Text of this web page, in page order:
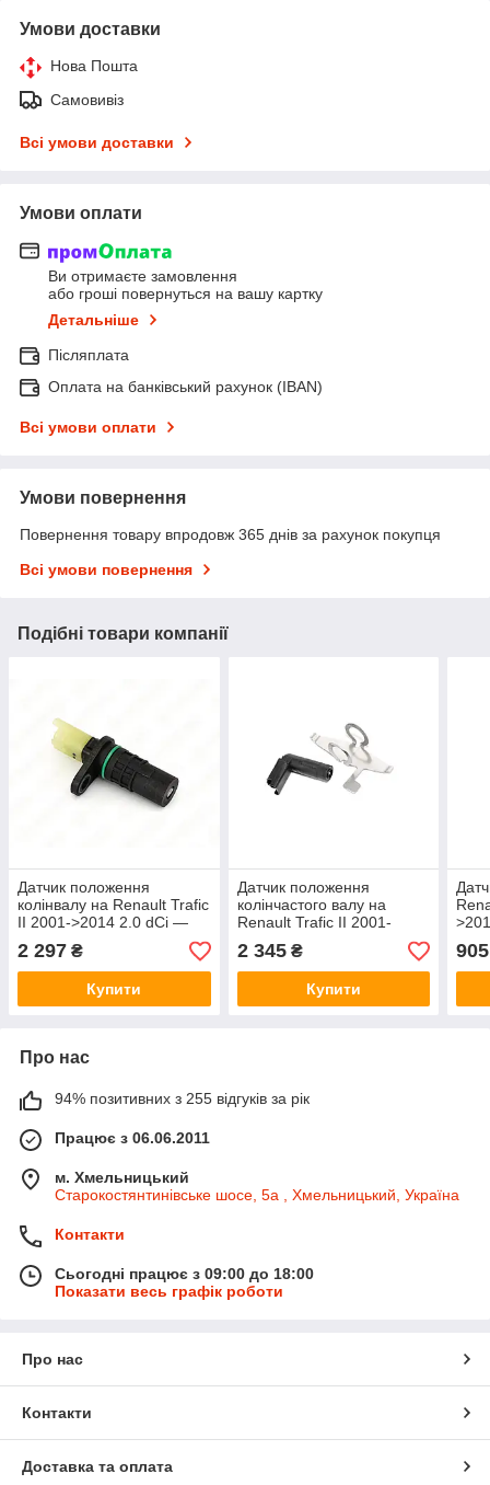
Умови доставки
Нова Пошта
Самовивіз
Всі умови доставки
Умови оплати
Ви отримаєте замовлення
або гроші повернуться на вашу картку
Детальніше
Післяплата
Оплата на банківський рахунок (IBAN)
Всі умови оплати
Умови повернення
Повернення товару впродовж 365 днів за рахунок покупця
Всі умови повернення
Подібні товари компанії
Датчик положення
колінвалу на Renault Trafic
II 2001->2014 2.0 dCi —
Nissan (Оригінал) - 23731-
00Q0D
2 297 ₴
Купити
Датчик положення
колінчастого валу на
Renault Trafic II 2001-
>2014 2.5 dCi — Renault
(Оригінал) - 7701477748
2 345₴
Купити
905
Про нас
94% позитивних з 255 відгуків за рік
Працює з 06.06.2011
м. Хмельницький
Старокостянтинівське шосе, 5а , Хмельницький, Україна
Контакти
Сьогодні працює з 09:00 до 18:00
Показати весь графік роботи
Про нас
Контакти
Доставка та оплата